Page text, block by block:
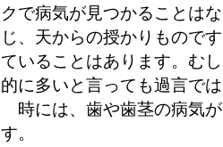
クで病気が見つかることは
じ、天からの授かりもので
ていることはあります。む
的に多いと言っても過言で
時には、歯や歯茎の病気
す。